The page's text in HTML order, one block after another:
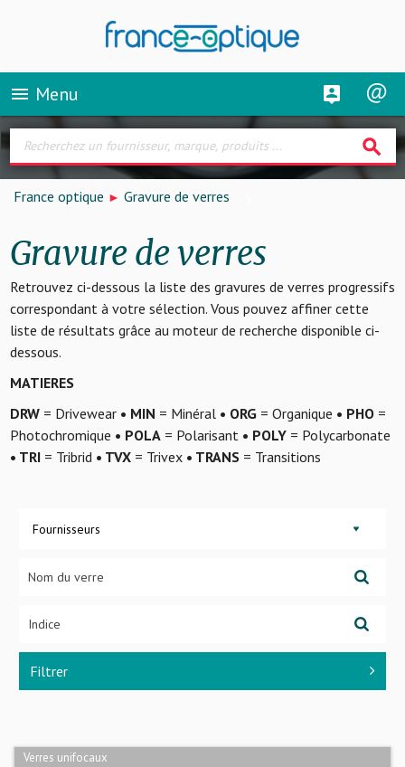
menu Menu
search
France optique Gravure de verres
Gravure de verres
Retrouvez ci-dessous la liste des gravures de verres progressifs
correspondant à votre sélection. Vous pouvez affiner cette
liste de résultats grâce au moteur de recherche disponible ci-
dessous.
MATIERES
DRW= Drivewear • MIN = Minéral • ORG= Organique • PHO=
Photochromique • POLA= Polarisant • POLY= Polycarbonate
• TRI= Tribrid • TVX= Trivex • TRANS= Transitions
Fournisseurs
Filtrer
Verres unifocaux